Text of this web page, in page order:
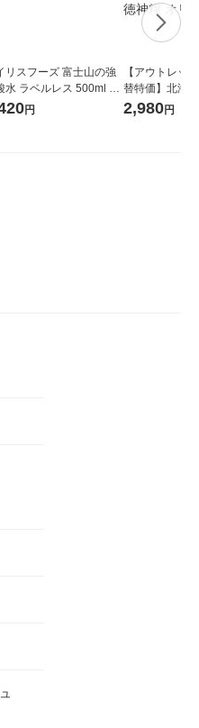
リスフーズ 富士山の強
水 ラベルレス 500ml 1
24本入）
円
【アウトレッ
替特価】北海
し 無洗米 5kg
米 木徳神糧 オ
2,980円